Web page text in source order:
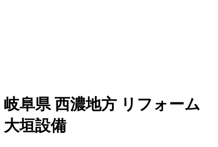
岐阜県 西濃地方 リフォーム
大垣設備